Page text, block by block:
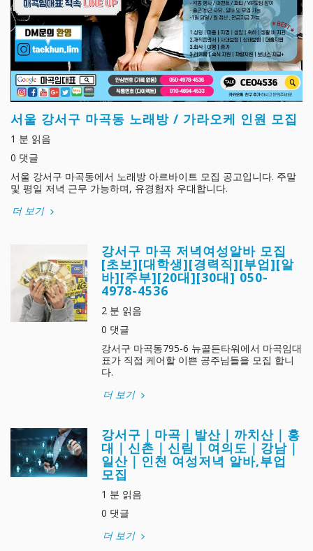
서울 강서구 마곡동 노래방 / 가라오케 인원 모집
1 분 읽음
0 댓글
서울 강서구 마곡동에서 노래방 아르바이트 모집 공고입니다. 주말
및 평일 저녁 근무 가능하며, 유경험자 우대합니다.
더 보기
강서구 마곡 저녁여성알바 모집
[초보][대학생][경력직][부업][알
바][주부][20대][30대] 050-
4978-4536
2 분 읽음
0 댓글
강서구 마곡동795-6 뉴골든타워에서 마곡임대
표가 직접 케어할 이쁜 공주님들을 모집 합니
다.
더 보기
강서구｜마곡｜발산｜까치산｜홍
대｜신촌｜신림｜여의도｜강남｜
일산｜인천 여성저녁 알바,부업
모집
1 분 읽음
0 댓글
더 보기